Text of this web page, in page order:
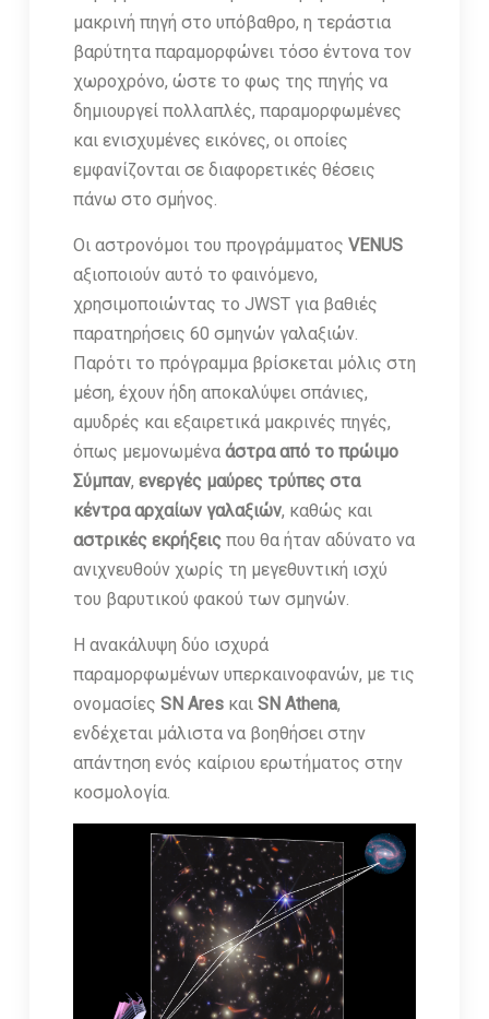
μακρινή πηγή στο υπόβαθρο, η τεράστια
βαρύτητα παραμορφώνει τόσο έντονα τον
χωροχρόνο, ώστε το φως της πηγής να
δημιουργεί πολλαπλές, παραμορφωμένες
και ενισχυμένες εικόνες, οι οποίες
εμφανίζονται σε διαφορετικές θέσεις
πάνω στο σμήνος.
Οι αστρονόμοι του προγράμματος VENUS
αξιοποιούν αυτό το φαινόμενο,
χρησιμοποιώντας το JWST για βαθιές
παρατηρήσεις 60 σμηνών γαλαξιών.
Παρότι το πρόγραμμα βρίσκεται μόλις στη
μέση, έχουν ήδη αποκαλύψει σπάνιες,
αμυδρές και εξαιρετικά μακρινές πηγές,
όπως μεμονωμένα άστρα από το πρώιμο
Σύμπαν, ενεργές μαύρες τρύπες στα
κέντρα αρχαίων γαλαξιών, καθώς και
αστρικές εκρήξειςπου θα ήταν αδύνατο να
ανιχνευθούν χωρίς τη μεγεθυντική ισχύ
του βαρυτικού φακού των σμηνών.
Η ανακάλυψη δύο ισχυρά
παραμορφωμένων υπερκαινοφανών, με τις
ονομασίες SN Aresκαι SN Athena,
ενδέχεται μάλιστα να βοηθήσει στην
απάντηση ενός καίριου ερωτήματος στην
κοσμολογία.